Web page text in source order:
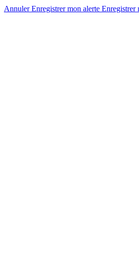
AnnulerEnregistrer mon alerte Enregistrer